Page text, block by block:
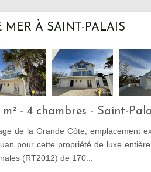
MER À SAINT-PALAIS
m² - 4 chambres - Saint-
de la Grande Côte, emplacement
pour cette propriété de luxe
(RT2012) de 170...